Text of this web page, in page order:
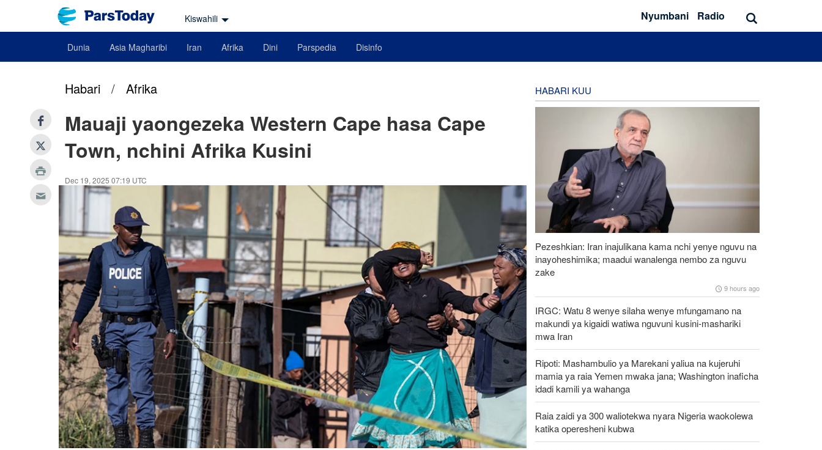
Kiswahili Nyumbani Radio
Dunia Asia Magharibi Iran Afrika Dini Parspedia Disinfo
Habari / Afrika
Mauaji yaongezeka Western Cape hasa Cape
Town, nchini Afrika Kusini
Dec 19, 2025 07:19 UTC
HABARI KUU
Pezeshkian: Iran inajulikana kama nchi yenye nguvu na
inayoheshimika; maadui wanalenga nembo za nguvu
zake
9 hours ago
IRGC: Watu 8 wenye silaha wenye mfungamano na
makundi ya kigaidi watiwa nguvuni kusini-mashariki
mwa Iran
Ripoti: Mashambulio ya Marekani yaliua na kujeruhi
mamia ya raia Yemen mwaka jana; Washington inaficha
idadi kamili ya wahanga
Raia zaidi ya 300 waliotekwa nyara Nigeria waokolewa
katika operesheni kubwa